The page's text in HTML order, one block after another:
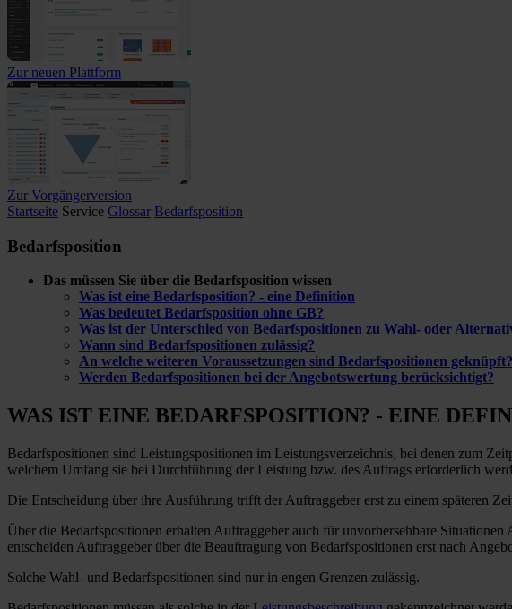
Zur neuen Plattform
Zur Vorgängerversion
Startseite Service Glossar Bedarfsposition
Bedarfsposition
Das müssen Sie über die Bedarfsposition wissen
Was ist eine Bedarfsposition? - eine Definition
Was bedeutet Bedarfsposition ohne GB?
Was ist der Unterschied von Bedarfspositionen zu Wahl- oder
Wann sind Bedarfspositionen zulässig?
An welche weiteren Voraussetzungen sind Bedarfspositionen geknüpft?
Werden Bedarfspositionen bei der Angebotswertung berücksichtigt?
WAS IST EINE BEDARFSPOSITION? - EINE
Bedarfspositionen sind Leistungspositionen im Leistungsverzeichnis, bei denen zum
welchem Umfang sie bei Durchführung der Leistung bzw. des Auftrags erforderlich
Die Entscheidung über ihre Ausführung trifft der Auftraggeber erst zu einem späteren
Über die Bedarfspositionen erhalten Auftraggeber auch für unvorhersehbare
entscheiden Auftraggeber über die Beauftragung von Bedarfspositionen erst nach
Solche Wahl- und Bedarfspositionen sind nur in engen Grenzen zulässig.